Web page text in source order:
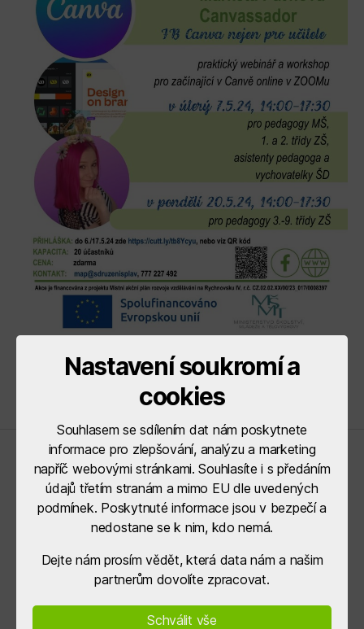
Řídící orgány
Nastavení soukromí a
cookies
Souhlasem se sdílením dat nám poskytnete
informace pro zlepšování, analýzu a marketing
napříč webovými stránkami. Souhlasíte i s předáním
údajů třetím stranám a mimo EU dle uvedených
podmínek. Poskytnuté informace jsou v bezpečí a
nedostane se k nim, kdo nemá.
Dejte nám prosím vědět, která data nám a našim
partnerům dovolíte zpracovat.
Schválit vše